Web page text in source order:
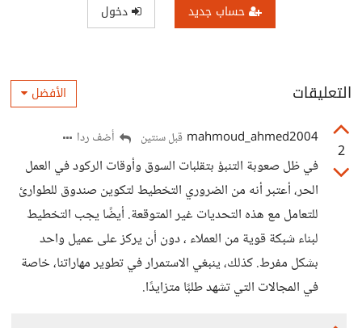
حساب جديد دخول
التعليقات الأفضل
2
mahmoud_ahmed2004 قبل سنتين أضف ردا
في ظل صعوبة التنبؤ بتقلبات السوق وأوقات الركود في العمل
الحر، أعتبر أنه من الضروري التخطيط لتكوين صندوق للطوارئ
للتعامل مع هذه التحديات غير المتوقعة. أيضًا يجب التخطيط
لبناء شبكة قوية من العملاء ، دون أن يركز على عميل واحد
بشكل مفرط. كذلك، ينبغي الاستمرار في تطوير مهاراتنا، خاصة
في المجالات التي تشهد طلبًا متزايدًا.